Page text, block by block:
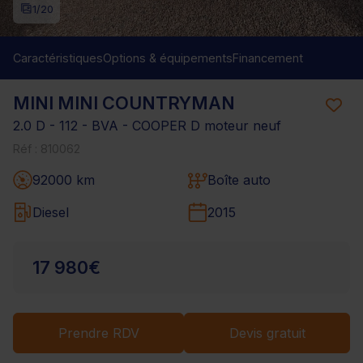
MINI MINI COUNTRYMAN
2.0 D - 112 - BVA - COOPER D moteur neuf
92000 km
Boîte auto
Diesel
2015
17 980€
Prendre RDV Devis gratuit
1/20
CaractéristiquesOptions & équipementsFinancement